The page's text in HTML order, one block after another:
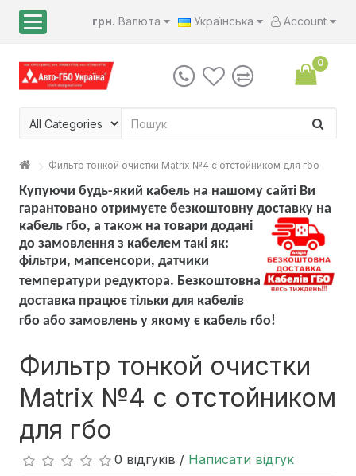
грн. Валюта Українська Account
0
Фильтр тонкой очистки Matrix №4 с отстойником для гбо
Купуючи будь-який кабель на нашому сайті Ви
гарантовано отримуєте безкоштовну доставку на
кабель гбо, а також на товари додані
до замовлення з кабелем такі як:
фільтри, мапсенсори, датчики
температури редуктора. Безкоштовна
доставка працює тільки для кабелів
гбо або замовлень у якому є кабель гбо!
Фильтр тонкой очистки
Matrix №4 с отстойником
для гбо
0 відгуків / Написати відгук